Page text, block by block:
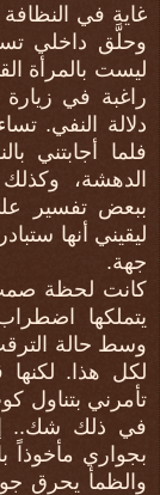
غاية في
وحلَّق داخلي
ليست بالمرأة
راغبة في زيارة
دلالة النفي.
فلما أجابتني
الدهشة،
ببعض تفسير
ليقيني أنها
جهة.
كانت لحظة
يتملكها
وسط حالة
لكل هذا.
تأمرني بتناول
في ذلك شك..
بجواري مأخوذاً
والظمأ يحرق